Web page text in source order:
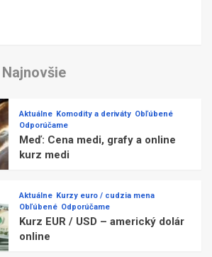
Najnovšie
Aktuálne Komodity a deriváty Obľúbené
Odporúčame
Meď: Cena medi, grafy a online
kurz medi
Aktuálne Kurzy euro / cudzia mena
Obľúbené Odporúčame
Kurz EUR / USD – americký dolár
online